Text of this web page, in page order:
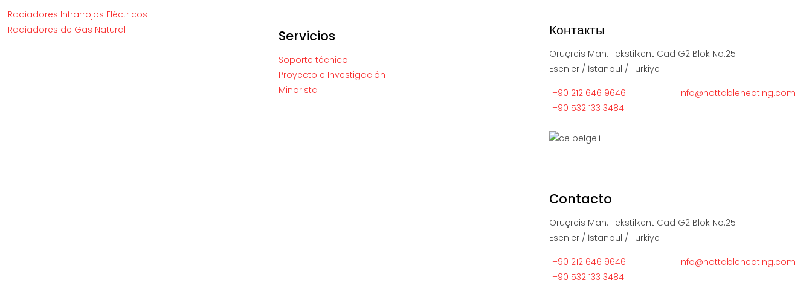
Radiadores Infrarrojos Eléctricos
Radiadores de Gas Natural
Servicios
Soporte técnico
Proyecto e Investigación
Minorista
Контакты
Oruçreis Mah. Tekstilkent Cad G2 Blok No:25
Esenler / İstanbul / Türkiye
+90 212 646 9646
+90 532 133 3484
info@hottableheating.com
Contacto
Oruçreis Mah. Tekstilkent Cad G2 Blok No:25
Esenler / İstanbul / Türkiye
+90 212 646 9646
+90 532 133 3484
info@hottableheating.com